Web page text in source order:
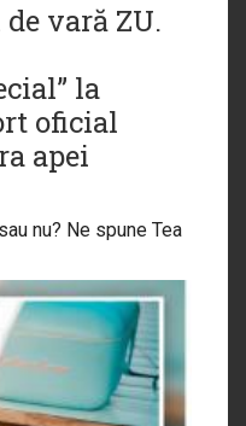
vară ZU.
la
oficial
apei
nu? Ne spune Tea